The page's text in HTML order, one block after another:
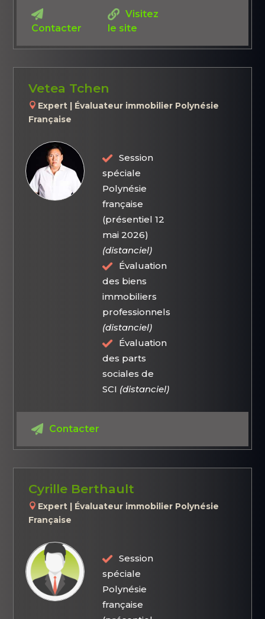
Contacter
Visitez
le site
Vetea Tchen
Expert | Évaluateur immobilier Polynésie
Française
Session
spéciale
Polynésie
française
(présentiel 12
mai 2026)
(distanciel)
Évaluation
des biens
immobiliers
professionnels
(distanciel)
Évaluation
des parts
sociales de
SCI (distanciel)
Contacter
Cyrille Berthault
Expert | Évaluateur immobilier Polynésie
Française
Session
spéciale
Polynésie
française